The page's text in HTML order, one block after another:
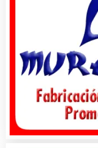
Análisis
Análisis de
Animadores de
Aparatos y